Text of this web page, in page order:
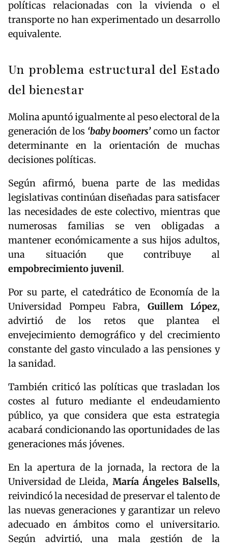
políticas relacionadas con la vivienda o el
transporte no han experimentado un desarrollo
equivalente.
Un problema estructural del Estado
del bienestar
Molina apuntó igualmente al peso electoral de la
generación de los ‘baby boomers’como un factor
determinante en la orientación de muchas
decisiones políticas.
Según afirmó, buena parte de las medidas
legislativas continúan diseñadas para satisfacer
las necesidades de este colectivo, mientras que
numerosas familias se ven obligadas a
mantener económicamente a sus hijos adultos,
una situación que contribuye al
empobrecimiento juvenil.
Por su parte, el catedrático de Economía de la
Universidad Pompeu Fabra, Guillem López,
advirtió de los retos que plantea el
envejecimiento demográfico y del crecimiento
constante del gasto vinculado a las pensiones y
la sanidad.
También criticó las políticas que trasladan los
costes al futuro mediante el endeudamiento
público, ya que considera que esta estrategia
acabará condicionando las oportunidades de las
generaciones más jóvenes.
En la apertura de la jornada, la rectora de la
Universidad de Lleida, María Ángeles Balsells,
reivindicó la necesidad de preservar el talento de
las nuevas generaciones y garantizar un relevo
adecuado en ámbitos como el universitario.
Según advirtió, una mala gestión de la